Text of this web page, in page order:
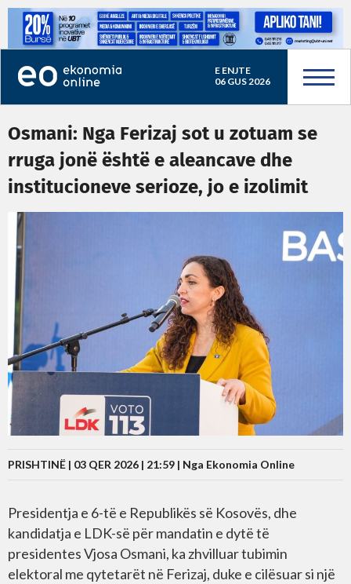
E ENJTE
06 GUS 2026
Osmani: Nga Ferizaj sot u zotuam se
rruga jonë është e aleancave dhe
institucioneve serioze, jo e izolimit
PRISHTINË | 03 QER 2026 | 21:59 | Nga Ekonomia Online
Presidentja e 6-të e Republikës së Kosovës, dhe
kandidatja e LDK-së për mandatin e dytë të
presidentes Vjosa Osmani, ka zhvilluar tubimin
elektoral me qytetarët në Ferizaj, duke e cilësuar si një